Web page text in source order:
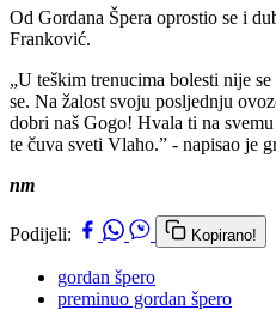
Od Gordana Špera oprostio se i
Franković.
„U teškim trenucima bolesti nije
se. Na žalost svoju posljednju
dobri naš Gogo! Hvala ti na
te čuva sveti Vlaho.” - napisao je
nm
Podijeli: Kopirano!
gordan špero
preminuo gordan špero